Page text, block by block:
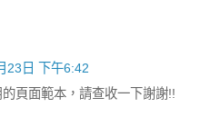
23日 下午6:42
頁面範本，請查收一下謝謝!!